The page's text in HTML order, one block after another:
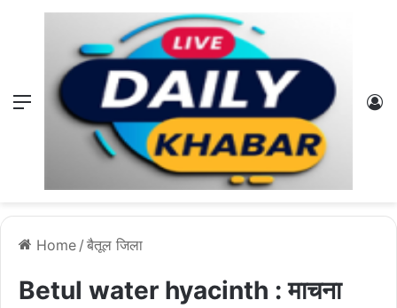
Menu
Home / बैतूल जिला
Betul water hyacinth : माचना